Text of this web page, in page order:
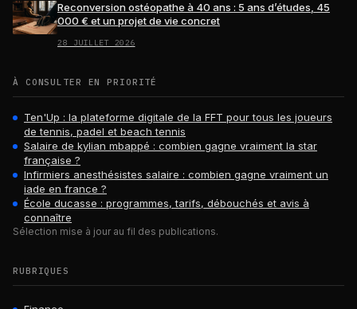
Reconversion ostéopathe à 40 ans : 5 ans d’études, 45
000 € et un projet de vie concret
28 JUILLET 2026
À CONSULTER EN PRIORITÉ
Ten'Up : la plateforme digitale de la FFT pour tous les joueurs
de tennis, padel et beach tennis
Salaire de kylian mbappé : combien gagne vraiment la star
française ?
Infirmiers anesthésistes salaire : combien gagne vraiment un
iade en france ?
École ducasse : programmes, tarifs, débouchés et avis à
connaître
Sélection mise à jour au fil des publications.
RUBRIQUES